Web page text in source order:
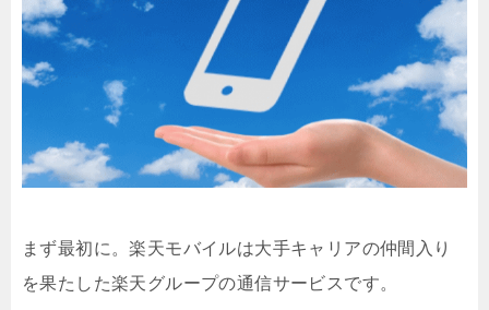
まず最初に。楽天モバイルは大手キャリアの仲間入り
を果たした楽天グループの通信サービスです。